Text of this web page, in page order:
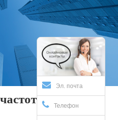
Эл. почта
Телефон
7 5квт